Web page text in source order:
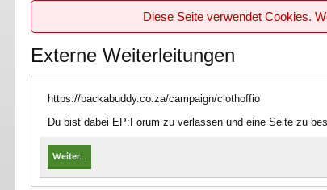
Diese Seite verwendet Cookies.
Externe Weiterleitungen
https://backabuddy.co.za/campaign/clothoffio
Du bist dabei EP:Forum zu verlassen und eine Seite zu
Weiter...